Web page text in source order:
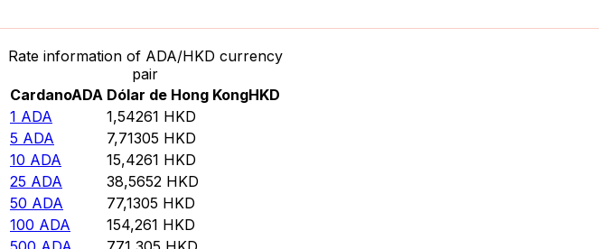
Rate information of ADA/HKD currency
pair
CardanoADA Dólar de Hong KongHKD
1 ADA 1,54261 HKD
5 ADA 7,71305 HKD
10 ADA 15,4261 HKD
25 ADA 38,5652 HKD
50 ADA 77,1305 HKD
100 ADA 154,261 HKD